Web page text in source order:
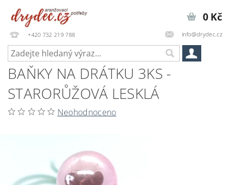
+420 732 219 788 info@drydec.cz
0 Kč
BAŇKY NA DRÁTKU 3KS -
STARORŮŽOVÁ LESKLÁ
Neohodnoceno